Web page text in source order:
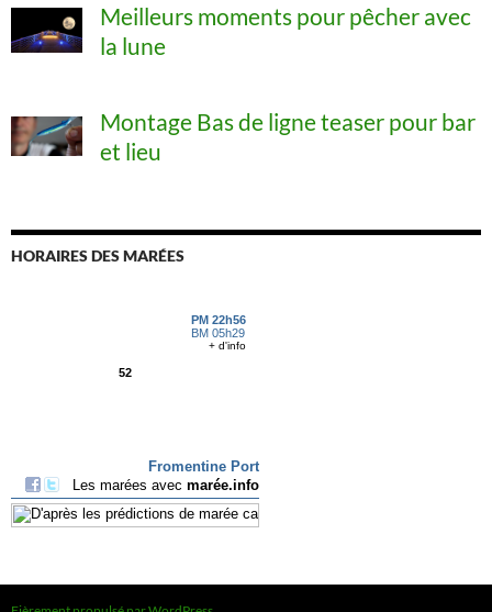
Meilleurs moments pour pêcher avec
la lune
Montage Bas de ligne teaser pour bar
et lieu
HORAIRES DES MARÉES